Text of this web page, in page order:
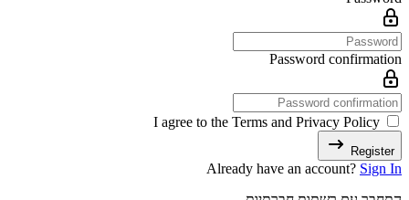
Password confirmation
I agree to the Terms and Privacy Policy
Register
Already have an account? Sign In